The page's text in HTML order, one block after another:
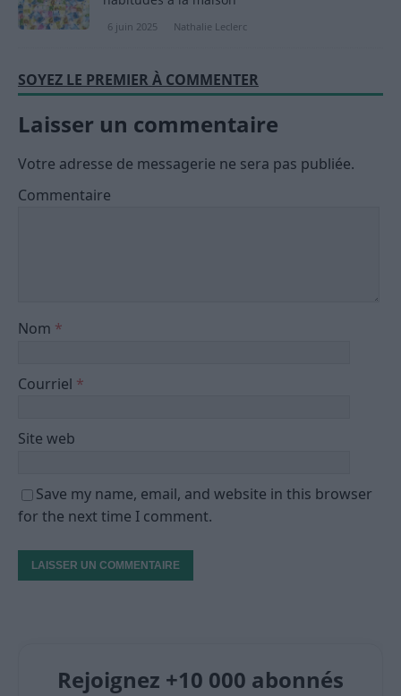
6 juin 2025 Nathalie Leclerc
SOYEZ LE PREMIER À COMMENTER
Laisser un commentaire
Votre adresse de messagerie ne sera pas publiée.
Commentaire
Nom *
Courriel *
Site web
Save my name, email, and website in this browser
for the next time I comment.
Rejoignez +10 000 abonnés